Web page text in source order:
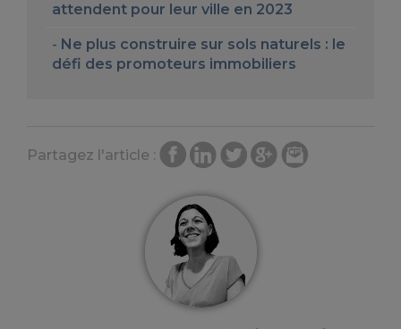
attendent pour leur ville en 2023
Ne plus construire sur sols naturels : le
défi des promoteurs immobiliers
Partagez l'article :